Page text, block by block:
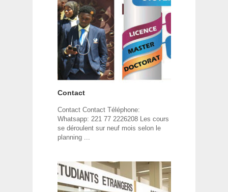
Contact
Contact Contact Téléphone:
Whatsapp: 221 77 2226208 Les cours
se déroulent sur neuf mois selon le
planning ...